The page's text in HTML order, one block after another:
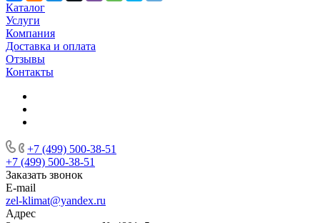
Каталог
Услуги
Компания
Доставка и оплата
Отзывы
Контакты
+7 (499) 500-38-51
+7 (499) 500-38-51
Заказать звонок
E-mail
zel-klimat@yandex.ru
Адрес